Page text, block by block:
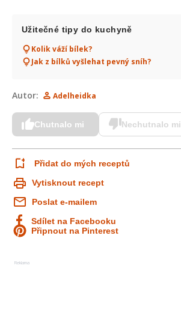
Užitečné tipy do kuchyně
Kolik váží bílek?
Jak z bílků vyšlehat pevný sníh?
Autor: Adelheidka
Chutnalo mi Nechutnalo mi
Přidat do mých receptů
Vytisknout recept
Poslat e-mailem
Sdílet na Facebooku
Připnout na Pinterest
Reklama